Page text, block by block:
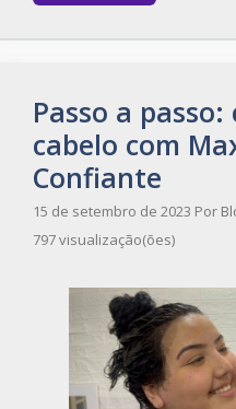
Passo a
cabelo com
Confiante
15 de setembro de 2023 Por
797 visualização(ões)